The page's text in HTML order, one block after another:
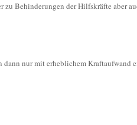
zu Behinderungen der Hilfskräfte aber
nur mit erheblichem Kraftaufwand